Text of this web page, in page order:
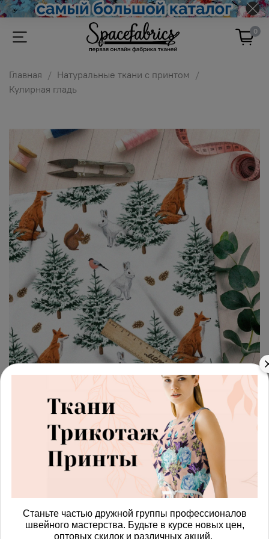
0
Главная
Натуральные ткани с принтом
Кулирная гладь
(0) арт.4287488_kulirka
Ткань кулирная гладь лисы в
елках
Получить доступ к оптовым ценам
В корзину
Станьте частью дружной группы профессионалов
швейного мастерства. Будьте в курсе новых цен,
оптовых скидок и различных акций.